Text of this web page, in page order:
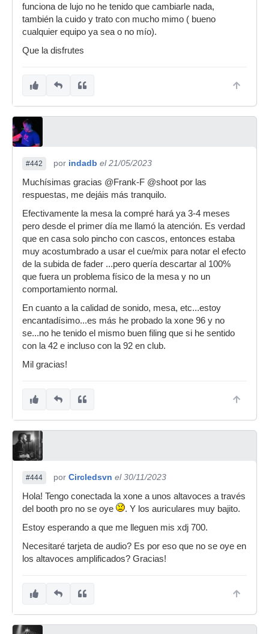
funciona de lujo no he tenido que cambiarle nada,
también la cuido y trato con mucho mimo ( bueno
cualquier equipo ya sea o no mío).
Que la disfrutes
#442 por indadb el 21/05/2023
Muchísimas gracias @Frank-F @shoot por las
respuestas, me dejáis más tranquilo.
Efectivamente la mesa la compré hará ya 3-4 meses
pero desde el primer día me llamó la atención. Es verdad
que en casa solo pincho con cascos, entonces estaba
muy acostumbrado a usar el cue/mix para notar el efecto
de la subida de fader ...pero quería descartar al 100%
que fuera un problema físico de la mesa y no un
comportamiento normal.
En cuanto a la calidad de sonido, mesa, etc...estoy
encantadísimo...es más he probado la xone 96 y no
se...no he tenido el mismo buen filing que si he sentido
con la 42 e incluso con la 92 en club.
Mil gracias!
#444 por Circledsvn el 30/11/2023
Hola! Tengo conectada la xone a unos altavoces a través
del booth pro no se oye
. Y los auriculares muy bajito.
Estoy esperando a que me lleguen mis xdj 700.
Necesitaré tarjeta de audio? Es por eso que no se oye en
los altavoces amplificados? Gracias!